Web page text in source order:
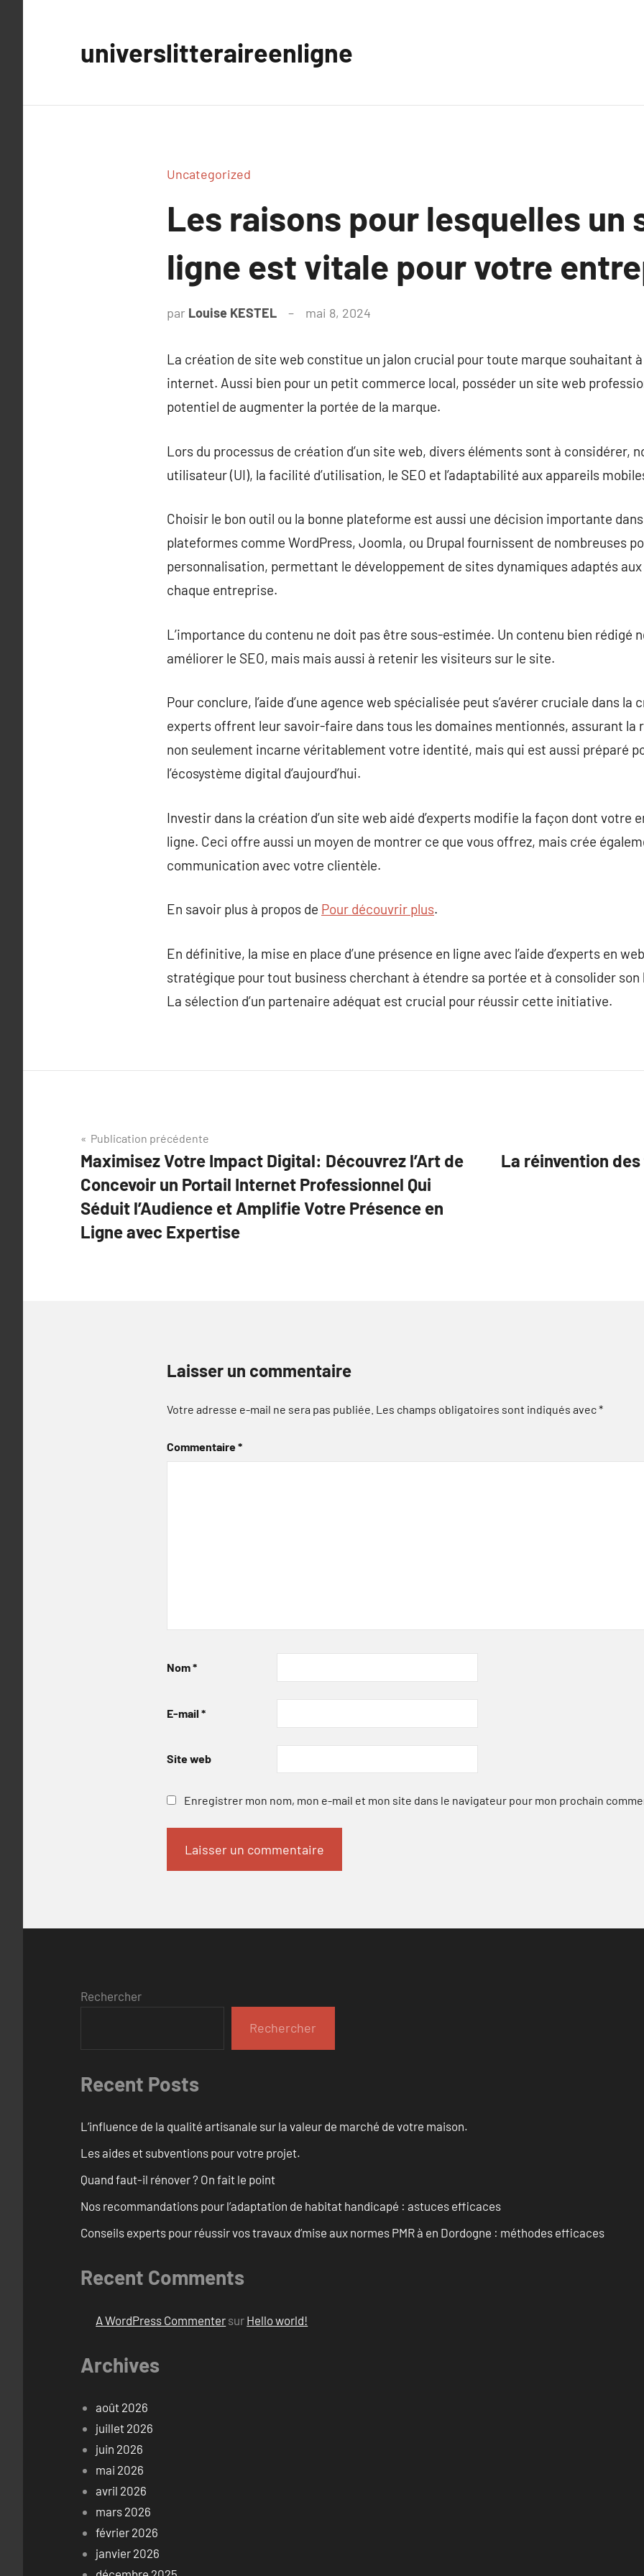
universlitteraireenligne
Uncategorized
Les raisons pour lesquelles un
ligne est vitale pour votre
par Louise KESTEL mai 8, 2024
La création de site web constitue un jalon crucial pour toute marque souhaitant
internet. Aussi bien pour un petit commerce local, posséder un site web
potentiel de augmenter la portée de la marque.
Lors du processus de création d’un site web, divers éléments sont à considérer,
utilisateur (UI), la facilité d’utilisation, le SEO et l’adaptabilité aux appareils
Choisir le bon outil ou la bonne plateforme est aussi une décision importante
plateformes comme WordPress, Joomla, ou Drupal fournissent de nombreuses
personnalisation, permettant le développement de sites dynamiques adaptés
chaque entreprise.
L’importance du contenu ne doit pas être sous-estimée. Un contenu bien rédigé
améliorer le SEO, mais mais aussi à retenir les visiteurs sur le site.
Pour conclure, l’aide d’une agence web spécialisée peut s’avérer cruciale dans la
experts offrent leur savoir-faire dans tous les domaines mentionnés, assurant la
non seulement incarne véritablement votre identité, mais qui est aussi préparé
l’écosystème digital d’aujourd’hui.
Investir dans la création d’un site web aidé d’experts modifie la façon dont votre
ligne. Ceci offre aussi un moyen de montrer ce que vous offrez, mais crée
communication avec votre clientèle.
En savoir plus à propos de Pour découvrir plus.
En définitive, la mise en place d’une présence en ligne avec l’aide d’experts en
stratégique pour tout business cherchant à étendre sa portée et à consolider son
La sélection d’un partenaire adéquat est crucial pour réussir cette initiative.
Navigation
de
l’article
Publication précédente
Maximisez Votre Impact Digital: Découvrez l’Art de
Concevoir un Portail Internet Professionnel Qui
Séduit l’Audience et Amplifie Votre Présence en
Ligne avec Expertise
La réinvention
Laisser un commentaire
Votre adresse e-mail ne sera pas publiée. Les champs obligatoires sont indiqués avec*
Commentaire*
Nom*
E-mail *
Site web
Enregistrer mon nom, mon e-mail et mon site dans le navigateur pour mon prochain
Rechercher
Rechercher
Recent Posts
L’influence de la qualité artisanale sur la valeur de marché de votre maison.
Les aides et subventions pour votre projet.
Quand faut-il rénover ? On fait le point
Nos recommandations pour l’adaptation de habitat handicapé : astuces efficaces
Conseils experts pour réussir vos travaux d’mise aux normes PMR à en Dordogne : méthodes efficaces
Recent Comments
A WordPress Commenter sur Hello world!
Archives
août 2026
juillet 2026
juin 2026
mai 2026
avril 2026
mars 2026
février 2026
janvier 2026